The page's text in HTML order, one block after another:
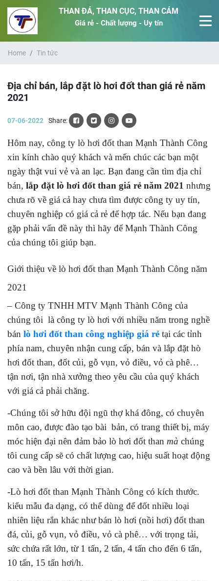
THAN ĐÁ, THAN CỤC, THAN CÁM
Giá rẻ - Chất lượng - Uy tín
Home Tin tức
Địa chỉ bán, lắp đặt lò hơi đốt than giá rẻ năm
2021
07-06-2022 Share:
Hôm nay, công ty lò hơi đốt than Mạnh Thành Công
xin kính chào quý khách và mến chúc các bạn một
ngày thật vui vẻ và an lạc. Bạn đang cần tìm địa chỉ
bán, lắp đặt lò hơi đốt than giá rẻ năm 2021 nhưng
chưa rõ về giá cả hay chưa tìm được công ty uy tín,
chuyên nghiệp có giá cả rẻ để hợp tác. Nếu bạn đang
gặp phải vấn đề này thì hãy để Mạnh Thành Công
của chúng tôi giúp bạn.
Giới thiệu về lò hơi đốt than Mạnh Thành Công năm
2021
– Công ty TNHH MTV Mạnh Thành Công của
chúng tôi là công ty lò hơi với nhiều năm trong nghề
bán lò hơi đốt than công nghiệp giá rẻ tại các tỉnh
phía nam, chuyên nhận cung cấp, bán và lắp đặt hò
hơi đốt than, đốt củi, gỗ vụn, vỏ điều, vỏ cà phê…
tận nơi, tận nhà xưởng theo yêu cầu của quý khách
với giá cả phải chăng.
-Chúng tôi sở hữu đội ngũ thợ khá đông, có chuyên
môn cao, được đào tạo bài bản, có trang thiết bị, máy
móc hiện đại nên đảm bảo lò hơi đốt than mà chúng
tôi cung cấp sẽ có chất lượng cao, hiệu suất hoạt động
cao và bền lâu với thời gian.
-Lò hơi đốt than Mạnh Thành Công có kích thước.
kiểu mẫu đa dạng, có thể dùng để đốt nhiều loại
nhiên liệu rắn khác như bán lò hơi (nồi hơi) đốt than
đá, củi, gỗ vụn, vỏ điều, vỏ cà phê… với trọng tải,
sức chứa rất lớn, từ 1 tấn, 2 tấn, 4 tấn cho đến 6 tấn,
10 tấn, 15 tấn hơi/h.